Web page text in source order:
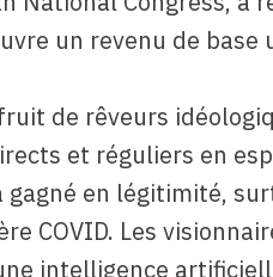
un revenu de base
de rêveurs
et réguliers en
gagné en légitimité,
COVID. Les
intelligence